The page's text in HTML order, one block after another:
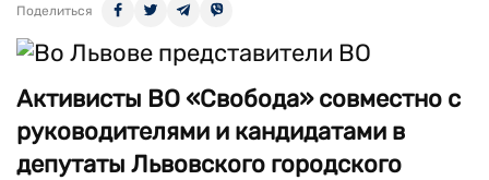
Поделиться
Активисты ВО «Свобода» совместно с
руководителями и кандидатами в
депутаты Львовского городского